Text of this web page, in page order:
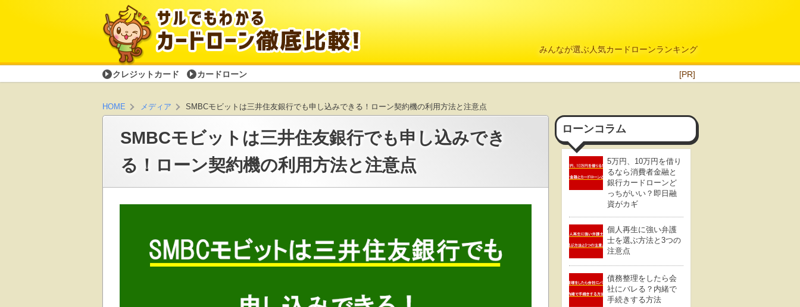
みんなが選ぶ人気カードローンランキング
[PR]
クレジットカード カードローン
HOME メディア SMBCモビットは三井住友銀行でも申し込みできる！ローン契約機の利用方法と注意点
SMBCモビットは三井住友銀行でも申し込みでき
る！ローン契約機の利用方法と注意点
ローンコラム
5万円、10万円を借り
るなら消費者金融と
銀行カードローンど
っちがいい？即日融
資がカギ
個人再生に強い弁護
士を選ぶ方法と3つの
注意点
債務整理をしたら会
社にバレる？内緒で
手続きする方法